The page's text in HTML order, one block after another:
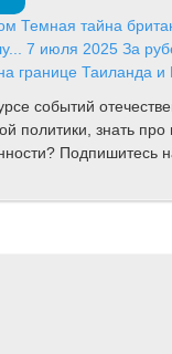
Темная тайна
7 июля 2025 За
границе Таиланда и
событий
политики, знать про
Подпишитесь